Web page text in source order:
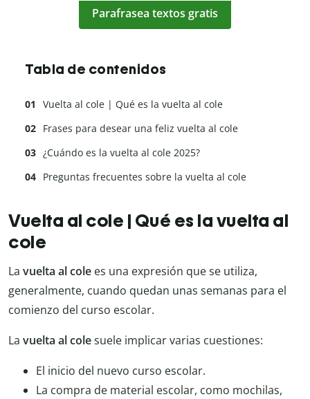
Parafrasea textos gratis
Tabla de contenidos
Vuelta al cole | Qué es la vuelta al cole
Frases para desear una feliz vuelta al cole
¿Cuándo es la vuelta al cole 2025?
Preguntas frecuentes sobre la vuelta al cole
Vuelta al cole | Qué es la vuelta al
cole
La vuelta al cole es una expresión que se utiliza,
generalmente, cuando quedan unas semanas para el
comienzo del curso escolar.
La vuelta al colesuele implicar varias cuestiones:
El inicio del nuevo curso escolar.
La compra de material escolar, como mochilas,